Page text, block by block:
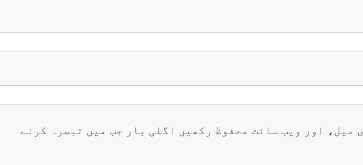
میل، اور ویب سائٹ محفوظ رکھیں اگلی بار جب میں تبصرہ کرنے